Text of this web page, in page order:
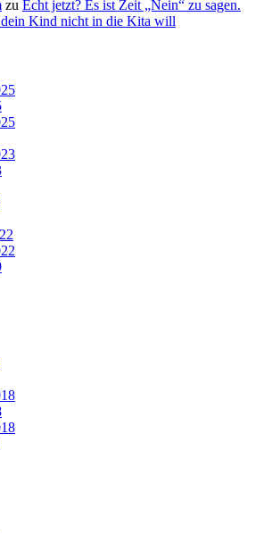
zu Echt jetzt? Es ist Zeit „Nein“ zu sagen.
Kind nicht in die Kita will